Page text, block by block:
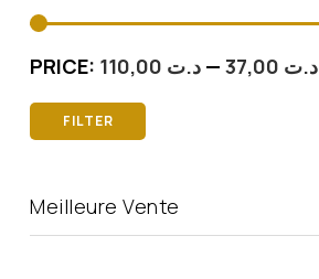
FILTER
PRICE: د.ت 37,00 — د.ت 110,00
Meilleure Vente